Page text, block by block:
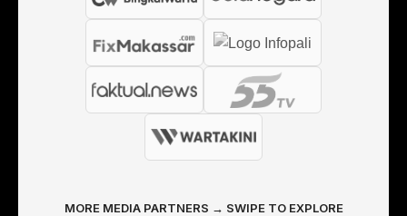
MORE MEDIA PARTNERS → SWIPE TO EXPLORE